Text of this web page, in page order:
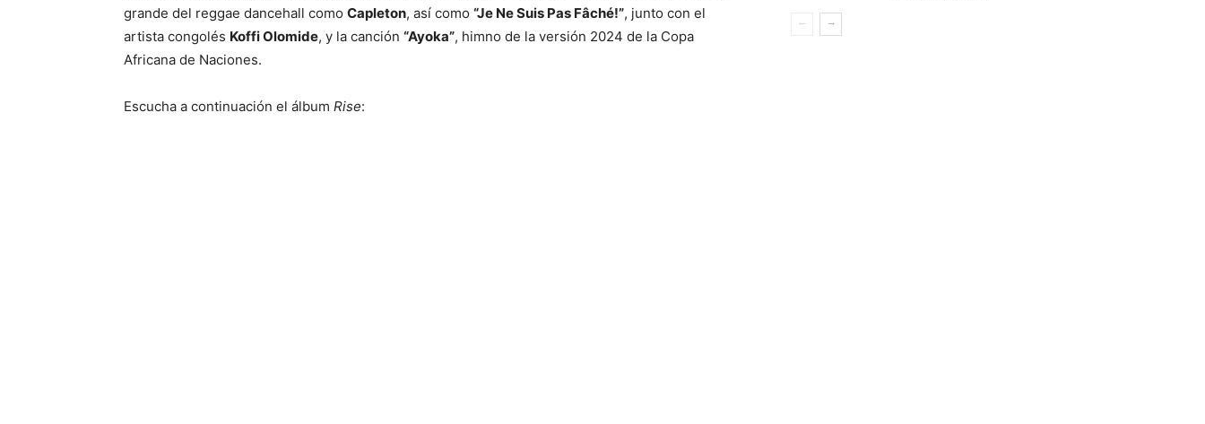
grande del reggae dancehall como Capleton, así como “Je Ne Suis Pas Fâché!”, junto con el
artista congolés Koffi Olomide, y la canción “Ayoka”, himno de la versión 2024 de la Copa
Africana de Naciones.
Escucha a continuación el álbum Rise: